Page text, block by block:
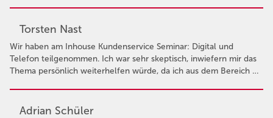
Torsten Nast
Wir haben am Inhouse Kundenservice Seminar: Digital und
Telefon teilgenommen. Ich war sehr skeptisch, inwiefern mir das
Thema persönlich weiterhelfen würde, da ich aus dem Bereich …
Adrian Schüler